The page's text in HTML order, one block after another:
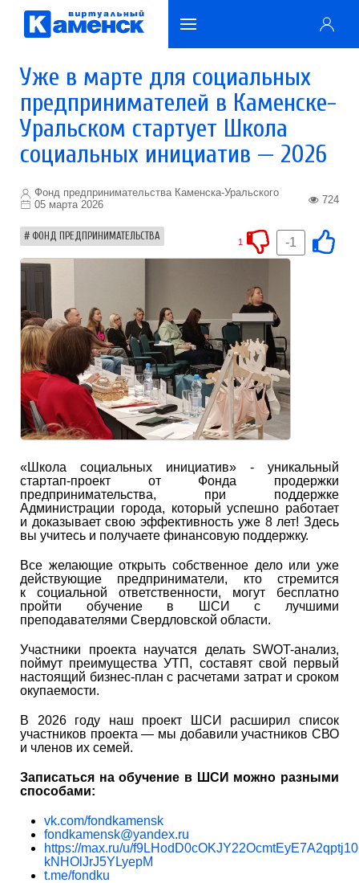
Уже в марте для социальных
предпринимателей в Каменске-
Уральском стартует Школа
социальных инициатив — 2026
Фонд предпринимательства Каменска-Уральского
05 марта 2026
724
ФОНД ПРЕДПРИНИМАТЕЛЬСТВА -1
1
«Школа социальных инициатив» - уникальный
стартап-проект от Фонда продержки
предпринимательства, при поддержке
Администрации города, который успешно работает
и доказывает свою эффективность уже 8 лет! Здесь
вы учитесь и получаете финансовую поддержку.
Все желающие открыть собственное дело или уже
действующие предприниматели, кто стремится
к социальной ответственности, могут бесплатно
пройти обучение в ШСИ с лучшими
преподавателями Свердловской области.
Участники проекта научатся делать SWOT-анализ,
поймут преимущества УТП, составят свой первый
настоящий бизнес-план с расчетами затрат и сроком
окупаемости.
В 2026 году наш проект ШСИ расширил список
участников проекта — мы добавили участников СВО
и членов их семей.
Записаться на обучение в ШСИ можно разными
способами:
vk.com/fondkamensk
fondkamensk@yandex.ru
https://max.ru/u/
kNHOlJrJ5YLyepM
t.me/fondku